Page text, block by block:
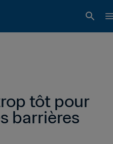
tôt pour
barrières